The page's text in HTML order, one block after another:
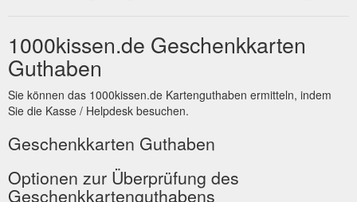
Teelichthalter mit Linienmuster Keramik rosa schwarz 8x7 ...
10 %
auf ALLES* ab 50 EUR Einkauf - Gutscheincode: 10AB50.
ZUM BLOG; 0; 0,00 € ☰
https://www.1000kissen.de/teelichthalter-mit-linienmuster-
keramik-rosa-schwarz-8x7-5cm_63293_70263
Sass & Belle Pflanztopf Frida Kahlo® 11x19cm | 1000kissen ...
Sass & Belle Pflanztopf Frida Kahlo® 11x19cm. 10 % auf
ALLES* ab 50 EUR Einkauf - Gutscheincode: 10AB50
https://www.1000kissen.de/wohnen/wohnaccessoires/
belle-pflanztopf-frida-kahlo-11x19cm_71161_85885
1000kissen.de Geschenkkarten
Guthaben
Sie können das 1000kissen.de Kartenguthaben ermitteln, indem
Sie die Kasse / Helpdesk besuchen.
Geschenkkarten Guthaben
Optionen zur Überprüfung des
Geschenkkartenguthabens